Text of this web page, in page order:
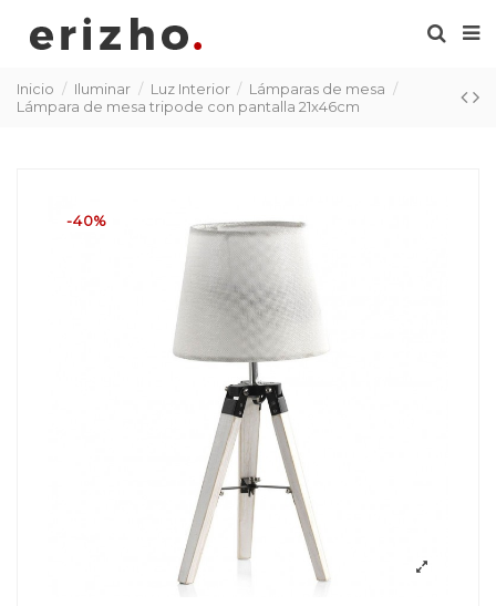
Inicio Iluminar Luz Interior
Lámparas de mesa
Lámpara de mesa tripode con pantalla 21x46cm
-40%